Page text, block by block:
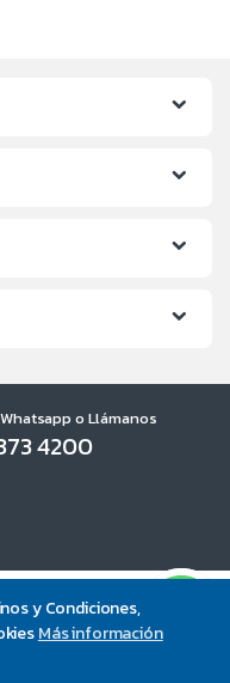
y Condiciones,
Más información
o Llámanos
4200